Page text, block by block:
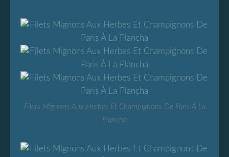
Filets Mignons Aux Herbes Et Champignons De Paris À La
Plancha